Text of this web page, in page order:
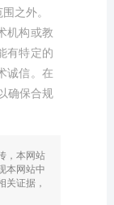
之外。
机构或教
有特定的
诚信。在
确保合规
，本网站
本网站中
关证据，